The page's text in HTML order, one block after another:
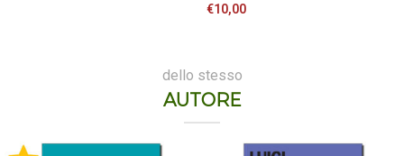
€10,00
dello stesso
AUTORE